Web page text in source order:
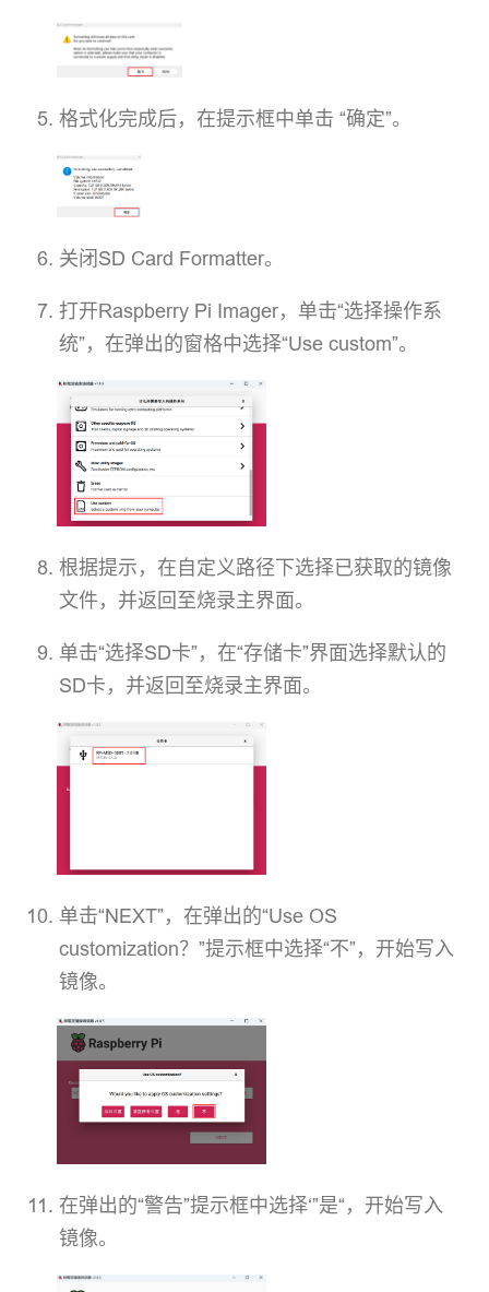
格式化完成后，在提示框中单击 “确定”。
关闭SD Card Formatter。
打开Raspberry Pi Imager，单击“选择操作系
统”，在弹出的窗格中选择“Use custom”。
根据提示，在自定义路径下选择已获取的镜像
文件，并返回至烧录主界面。
单击“选择SD卡”，在“存储卡”界面选择默认的
SD卡，并返回至烧录主界面。
单击“NEXT”，在弹出的“Use OS
customization？”提示框中选择“不”，开始写入
镜像。
在弹出的“警告”提示框中选择‘”是“，开始写入
镜像。